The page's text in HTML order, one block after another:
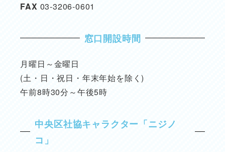
FAX 03-3206-0601
窓口開設時間
月曜日～金曜日
(土・日・祝日・年末年始を除く)
午前8時30分～午後5時
中央区社協キャラクター「ニジノ
コ」